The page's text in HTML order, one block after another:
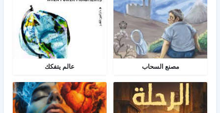
مصنع السحاب عالم يتفكك